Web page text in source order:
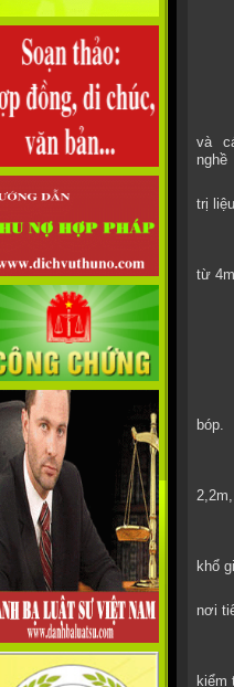
và
nghề
trị
từ
bóp.
khổ
nơi
kiểm